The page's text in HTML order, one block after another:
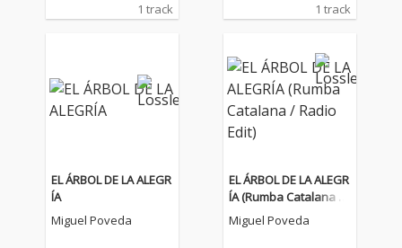
1 track 1 track
EL ÁRBOL DE LA ALEGR
ÍA
Miguel Poveda
EL ÁRBOL DE LA ALEGR
ÍA (Rumba Catalana /
Radio Edit)
Miguel Poveda